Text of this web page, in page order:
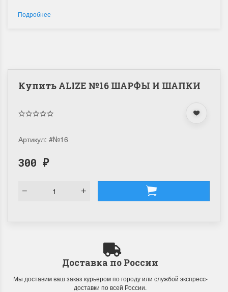
Подробнее
Купить ALIZE №16 ШАРФЫ И ШАПКИ
Артикул: #№16
300 ₽
Доставка по России
Мы доставим ваш заказ курьером по городу или службой экспресс-
доставки по всей России.